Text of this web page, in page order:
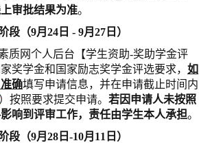
审批结果为准。
段（9月24日 - 9月27日）
质网个人后台【学生资助-奖助学金评
奖学金和国家励志奖学金评选要求， 如
确填写申请信息，并在申请截止时间内
）按照要求提交申请。 若因申请人未按照
响到评审工作，责任由学生本人承担。
段（9月28日-10月11日）